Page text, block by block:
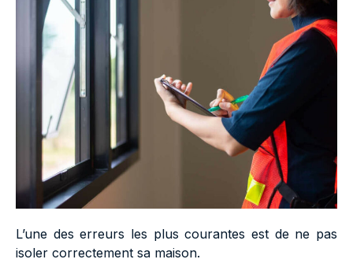
L’une des erreurs les plus courantes est de ne pas
isoler correctement sa maison.